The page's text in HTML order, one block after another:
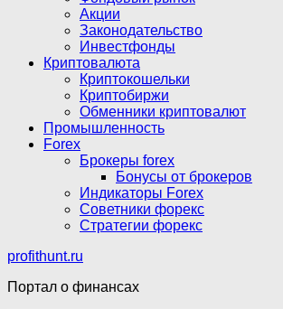
Акции
Законодательство
Инвестфонды
Криптовалюта
Криптокошельки
Криптобиржи
Обменники криптовалют
Промышленность
Forex
Брокеры forex
Бонусы от брокеров
Индикаторы Forex
Советники форекс
Стратегии форекс
profithunt.ru
Портал о финансах